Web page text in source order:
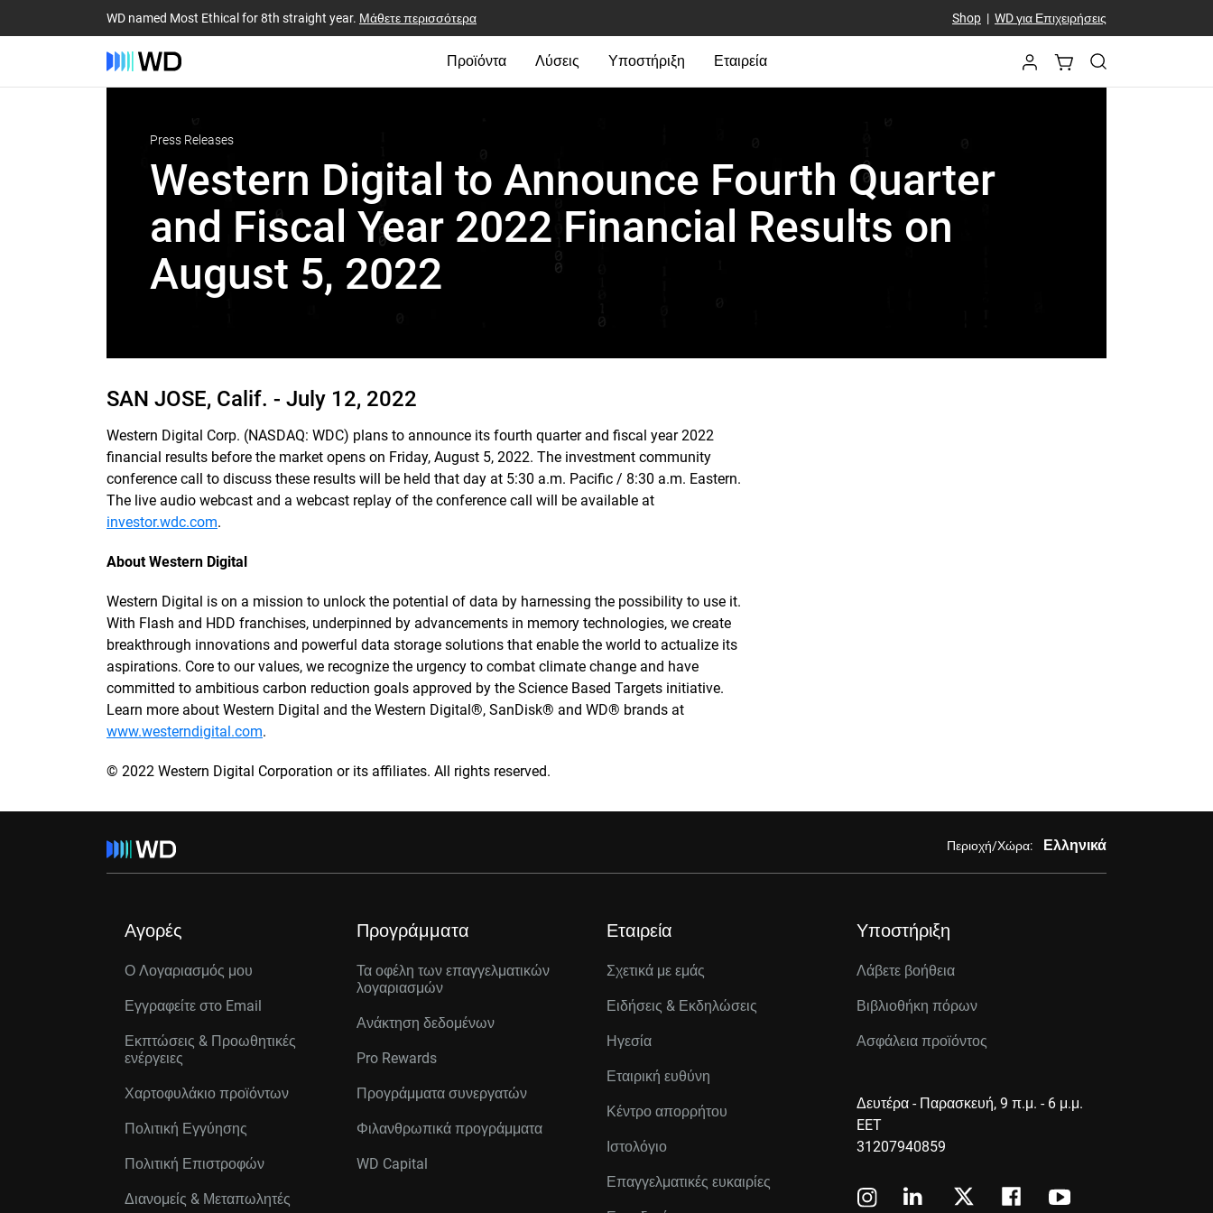
WD named Most Ethical for 8th straight year. Μάθετε περισσότερα Shop| WD για Επιχειρήσεις
Προϊόντα Λύσεις Υποστήριξη Εταιρεία
Press Releases
Western Digital to Announce Fourth Quarter
and Fiscal Year 2022 Financial Results on
August 5, 2022
SAN JOSE, Calif. - July 12, 2022
Western Digital Corp. (NASDAQ: WDC) plans to announce its fourth quarter and fiscal year 2022
financial results before the market opens on Friday, August 5, 2022. The investment community
conference call to discuss these results will be held that day at 5:30 a.m. Pacific / 8:30 a.m. Eastern.
The live audio webcast and a webcast replay of the conference call will be available at
investor.wdc.com.
About Western Digital
Western Digital is on a mission to unlock the potential of data by harnessing the possibility to use it.
With Flash and HDD franchises, underpinned by advancements in memory technologies, we create
breakthrough innovations and powerful data storage solutions that enable the world to actualize its
aspirations. Core to our values, we recognize the urgency to combat climate change and have
committed to ambitious carbon reduction goals approved by the Science Based Targets initiative.
Learn more about Western Digital and the Western Digital®, SanDisk® and WD® brands at
www.westerndigital.com.
© 2022 Western Digital Corporation or its affiliates. All rights reserved.
Περιοχή/Χώρα: Ελληνικά
Αγορές
Ο Λογαριασμός μου
Εγγραφείτε στo Email
Εκπτώσεις & Προωθητικές
ενέργειες
Χαρτοφυλάκιο προϊόντων
Πολιτική Εγγύησης
Πολιτική Επιστροφών
Διανομείς & Μεταπωλητές
Προγράμματα
Τα οφέλη των επαγγελματικών
λογαριασμών
Ανάκτηση δεδομένων
Pro Rewards
Προγράμματα συνεργατών
Φιλανθρωπικά προγράμματα
WD Capital
Εταιρεία
Σχετικά με εμάς
Ειδήσεις & Εκδηλώσεις
Ηγεσία
Εταιρική ευθύνη
Κέντρο απορρήτου
Ιστολόγιο
Επαγγελματικές ευκαιρίες
Υποστήριξη
Λάβετε βοήθεια
Βιβλιοθήκη πόρων
Ασφάλεια προϊόντος
Δευτέρα - Παρασκευή, 9 π.μ. - 6 μ.μ.
EET
31207940859